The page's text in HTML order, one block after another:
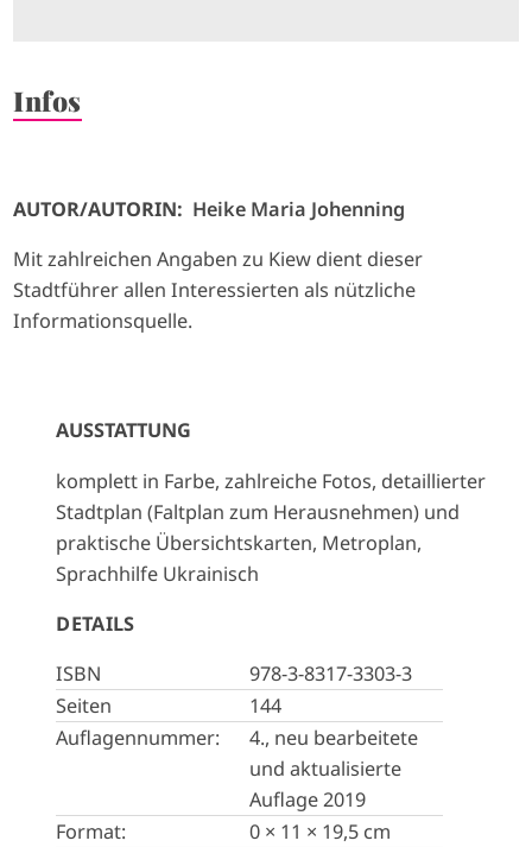
Infos
AUTOR/AUTORIN: Heike Maria Johenning
Mit zahlreichen Angaben zu Kiew dient dieser
Stadtführer allen Interessierten als nützliche
Informationsquelle.
AUSSTATTUNG
komplett in Farbe, zahlreiche Fotos, detaillierter
Stadtplan (Faltplan zum Herausnehmen) und
praktische Übersichtskarten, Metroplan,
Sprachhilfe Ukrainisch
DETAILS
ISBN
978-3-8317-3303-3
Seiten
144
Auflagennummer:
4., neu bearbeitete
und aktualisierte
Auflage 2019
Format:
0 × 11 × 19,5 cm